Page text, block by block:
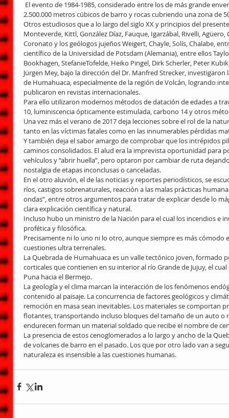
2.500.000 metros cúbicos de barro y rocas cubriendo una zona de
Otros estudiosos que a lo largo del siglo XX y principios del
Monteverde, Kittl, González Díaz, Fauque, Igarzábal, Rivelli,
Coronato y los geólogos jujeños Weigert, Chayle, Solís, Chalabe,
científico de la Universidad de Potsdam (Alemania), entre ellos
Bookhagen, StefanieTofelde, Heiko Pingel, Dirk Scherler, Peter
Jürgen Mey, bajo la dirección del Dr. Manfred Strecker,
de Humahuaca, especialmente de la región de Volcán, logrando
publicaron en revistas internacionales.
Para ello utilizaron modernos métodos de datación de edades a
10, luminiscencia ópticamente estimulada, carbono 14 y otros
Una vez más el verano de 2017 deja lecciones sobre el rol de la
tanto en las víctimas fatales como en las innumerables pérdidas
Y también deja el sabor amargo de comprobar que los intrépidos
caminos consolidados. El alud era la imprevista oportunidad para
vehículos y “abrir huella”, pero optaron por cambiar de ruta
nostalgia de etapas inconclusas o canceladas.
En el otro aluvión, el de las noticias y reportes periodísticos, se
ríos, castigos sobrenaturales, reacción a las malas prácticas
ondas”, entre otros argumentos para tratar de explicar desde lo
clara explicación científica y natural.
Incluso hubo un ministro de la Nación para el cual los incendios e
profética y filosófica.
Precisamente ni lo uno ni lo otro, aunque siempre es más cómodo
cuestiones ultra terrenales.
La Quebrada de Humahuaca es un valle tectónico joven, formado
corticales que contienen en su interior al río Grande de Jujuy, el
Puna hacia el Bermejo.
La geología y el clima marcan la interacción de los fenómenos
contenido al paisaje. La concurrencia de factores geológicos y
remoción en masa sean inevitables. Los materiales se comportan
flotantes, transportando incluso bloques del tamaño de un auto o
endurecen forman un material soldado que recibe el nombre de
La presencia de estos cenoglomerados a lo largo y ancho de la
de volcanes de barro en el pasado. Los que por otro lado van a
naturaleza es insensible a las cuestiones humanas.